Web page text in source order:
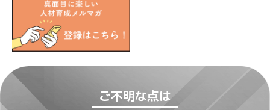
ご不明な点は